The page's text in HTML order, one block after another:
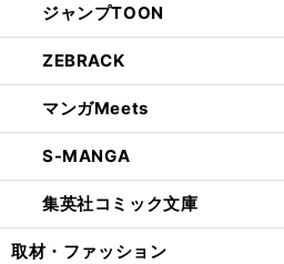
ジャンプTOON
ZEBRACK
マンガMeets
S-MANGA
集英社コミック文庫
取材・ファッション